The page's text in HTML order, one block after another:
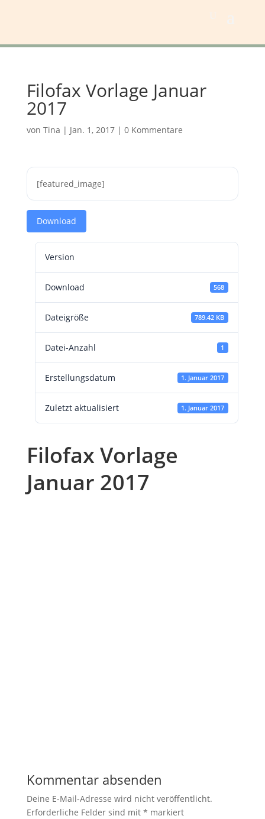
Filofax Vorlage Januar
2017
von Tina | Jan. 1, 2017| 0 Kommentare
[featured_image]
Download
Version
Download 568
Dateigröße 789.42 KB
Datei-Anzahl 1
Erstellungsdatum 1. Januar 2017
Zuletzt aktualisiert 1. Januar 2017
Filofax Vorlage
Januar 2017
Kommentar absenden
Deine E-Mail-Adresse wird nicht veröffentlicht.
Erforderliche Felder sind mit * markiert